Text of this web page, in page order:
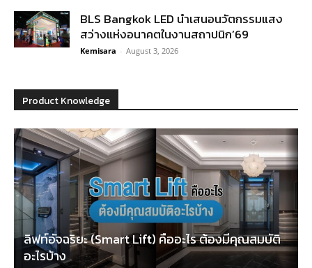
BLS Bangkok LED นำเสนอนวัตกรรมแสง
สว่างแห่งอนาคตในงานสถาปนิก’69
Kemisara - August 3, 2026
Product Knowledge
ลิฟท์อัจฉริยะ (Smart Lift) คืออะไร ต้องมีคุณสมบัติ
อะไรบ้าง